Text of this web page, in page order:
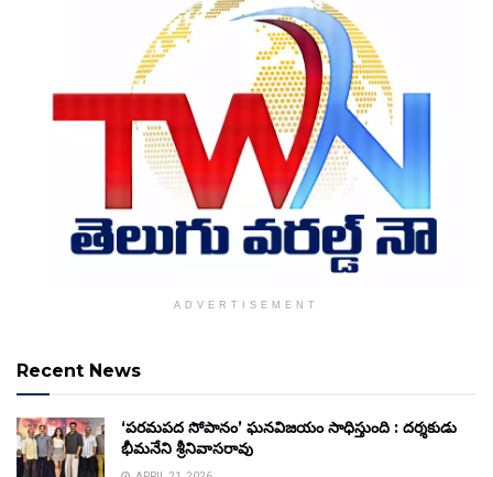
ADVERTISEMENT
Recent News
‘పరమపద సోపానం’ ఘనవిజయం సాధిస్తుంది : దర్శకుడు
భీమనేని శ్రీనివాసరావు